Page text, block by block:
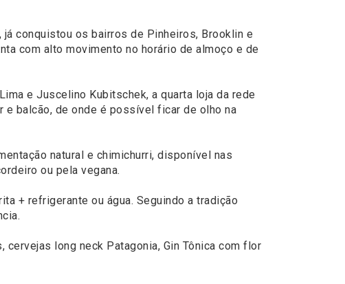
conquistou os bairros de Pinheiros, Brooklin e
com alto movimento no horário de almoço e de
e Juscelino Kubitschek, a quarta loja da rede
balcão, de onde é possível ficar de olho na
natural e chimichurri, disponível nas
ou pela vegana.
+ refrigerante ou água. Seguindo a tradição
long neck Patagonia, Gin Tônica com flor